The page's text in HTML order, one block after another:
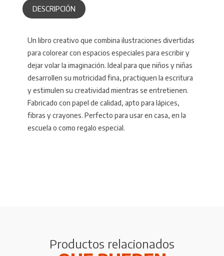
DESCRIPCIÓN
Un libro creativo que combina ilustraciones divertidas
para colorear con espacios especiales para escribir y
dejar volar la imaginación. Ideal para que niños y niñas
desarrollen su motricidad fina, practiquen la escritura
y estimulen su creatividad mientras se entretienen.
Fabricado con papel de calidad, apto para lápices,
fibras y crayones. Perfecto para usar en casa, en la
escuela o como regalo especial.
Productos relacionados